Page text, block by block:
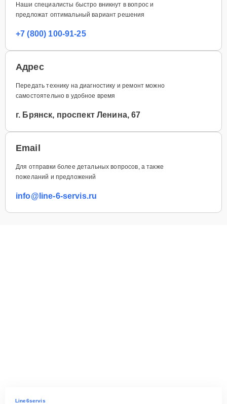
Наши специалисты быстро вникнут в вопрос и
предложат оптимальный вариант решения
+7 (800) 100-91-25
Адрес
Передать технику на диагностику и ремонт можно
самостоятельно в удобное время
г. Брянск, проспект Ленина, 67
Email
Для отправки более детальных вопросов, а также
пожеланий и предложений
info@line-6-servis.ru
Line6servis